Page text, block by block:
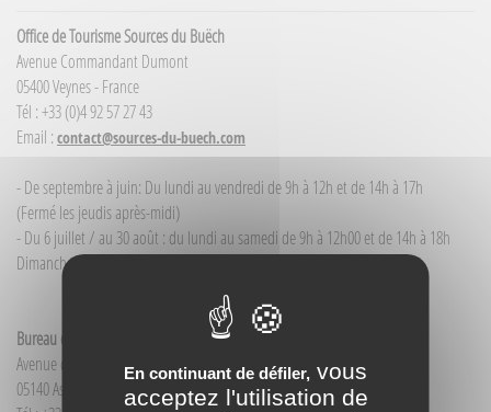
Office de Tourisme Sources du Buëch
Avenue Commandant Dumont
05400 Veynes - France
Tél : +33 (0)4 92 57 27 43
Email : contact@sources-du-buech.com
- De septembre à juin: Du lundi au vendredi de 9h à 12h et de 14h à 17h
(Fermé les jeudis après-midi)
- Du 6 juillet / au 30 août : du lundi au samedi de 9h à 12h00 et de 14h à 18h
Dimanche et jour férié : 9h à 12h00
Bureau d'Informations touristiques Aspres-sur-Buëch
Avenue de la Gare
05140 Aspres-sur-Buëch - France
En continuant de défiler, vous
acceptez l'utilisation de